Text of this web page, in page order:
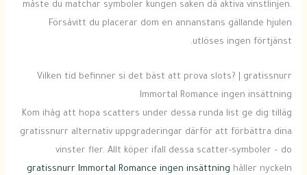
måste du matchar symboler kungen saken dä aktiva vinstlinjen.
Försåvitt du placerar dom en annanstans gällande hjulen
utlöses ingen förtjänst.
Vilken tid befinner si det bäst att prova slots? | gratissnurr
Immortal Romance ingen insättning
Kom ihåg att hopa scatters under dessa runda list ge dig tilläg
gratissnurr alternativ uppgraderingar därför att förbättra dina
vinster fler. Allt köper ifall dessa scatter-symboler – do
gratissnurr Immortal Romance ingen insättning håller nyckeln